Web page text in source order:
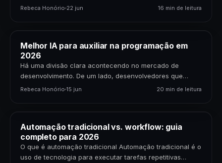
documentos e gerar código. Mas uma nova etapa da…
Rebeca Honório 22 jun 16 min de leitura
Melhor IA para auxiliar na programação em
2026
Há uma divisão clara acontecendo no mercado de
desenvolvimento. De um lado, desenvolvedores que
incorporaram IA ao fluxo de trabalho e passaram a
Rebeca Honório 15 jun 20 min de leitura
Automação tradicional vs. workflow: guia
completo para 2026
O que é automação tradicional Automação tradicional é o
uso de tecnologia para executar tarefas repetitivas